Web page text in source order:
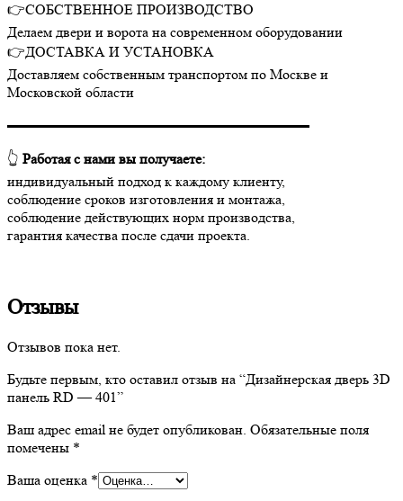
👉СОБСТВЕННОЕ ПРОИЗВОДСТВО
Делаем двери и ворота на современном оборудовании
👉ДОСТАВКА И УСТАНОВКА
Доставляем собственным транспортом по Москве и
Московской области
▬▬▬▬▬▬▬▬▬▬▬▬▬▬▬▬▬▬▬▬▬
👆 Работая с нами вы получаете:
индивидуальный подход к каждому клиенту,
соблюдение сроков изготовления и монтажа,
соблюдение действующих норм производства,
гарантия качества после сдачи проекта.
Отзывы
Отзывов пока нет.
Будьте первым, кто оставил отзыв на “Дизайнерская дверь 3D
панель RD — 401”
Ваш адрес email не будет опубликован. Обязательные поля
помечены *
Ваша оценка *